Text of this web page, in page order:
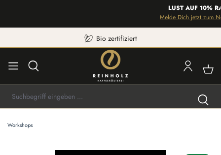
LUST AUF 10%
Melde Dich jetzt zum
Bio zertifiziert
Workshops